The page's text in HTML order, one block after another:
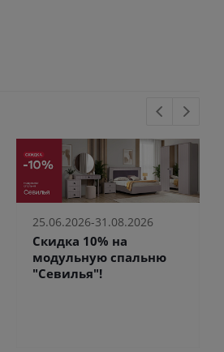
25.06.2026-31.08.2026
Скидка 10% на
модульную спальню
"Севилья"!